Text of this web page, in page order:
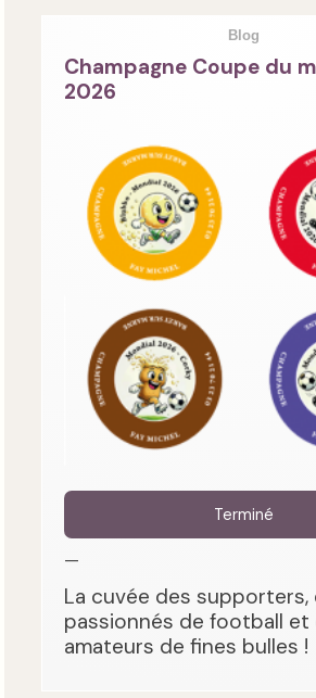
Blog
Champagne Coupe du
2026
Terminé
—
La cuvée des supporters,
passionnés de football et
amateurs de fines bulles !